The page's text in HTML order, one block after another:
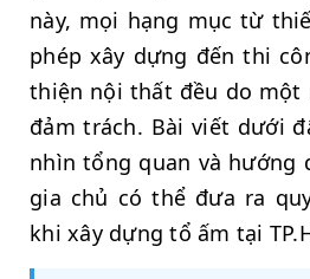
này, mọi hạng mục từ
phép xây dựng đến thi
thiện nội thất đều do một
đảm trách. Bài viết dưới
nhìn tổng quan và hướng
gia chủ có thể đưa ra
khi xây dựng tổ ấm tại